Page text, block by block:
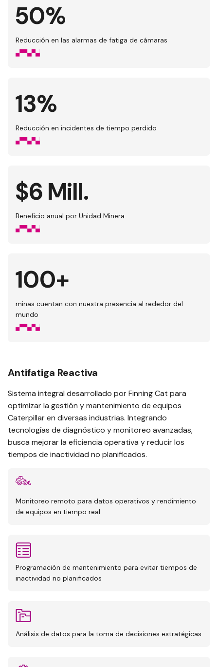
50%
Reducción en las alarmas de fatiga de cámaras
13%
Reducción en incidentes de tiempo perdido
$6 Mill.
Beneficio anual por Unidad Minera
100+
minas cuentan con nuestra presencia al rededor del
mundo
Antifatiga Reactiva
Sistema integral desarrollado por Finning Cat para
optimizar la gestión y mantenimiento de equipos
Caterpillar en diversas industrias. Integrando
tecnologías de diagnóstico y monitoreo avanzadas,
busca mejorar la eficiencia operativa y reducir los
tiempos de inactividad no planificados.
Monitoreo remoto para datos operativos y rendimiento
de equipos en tiempo real
Programación de mantenimiento para evitar tiempos de
inactividad no planificados
Análisis de datos para la toma de decisiones estratégicas